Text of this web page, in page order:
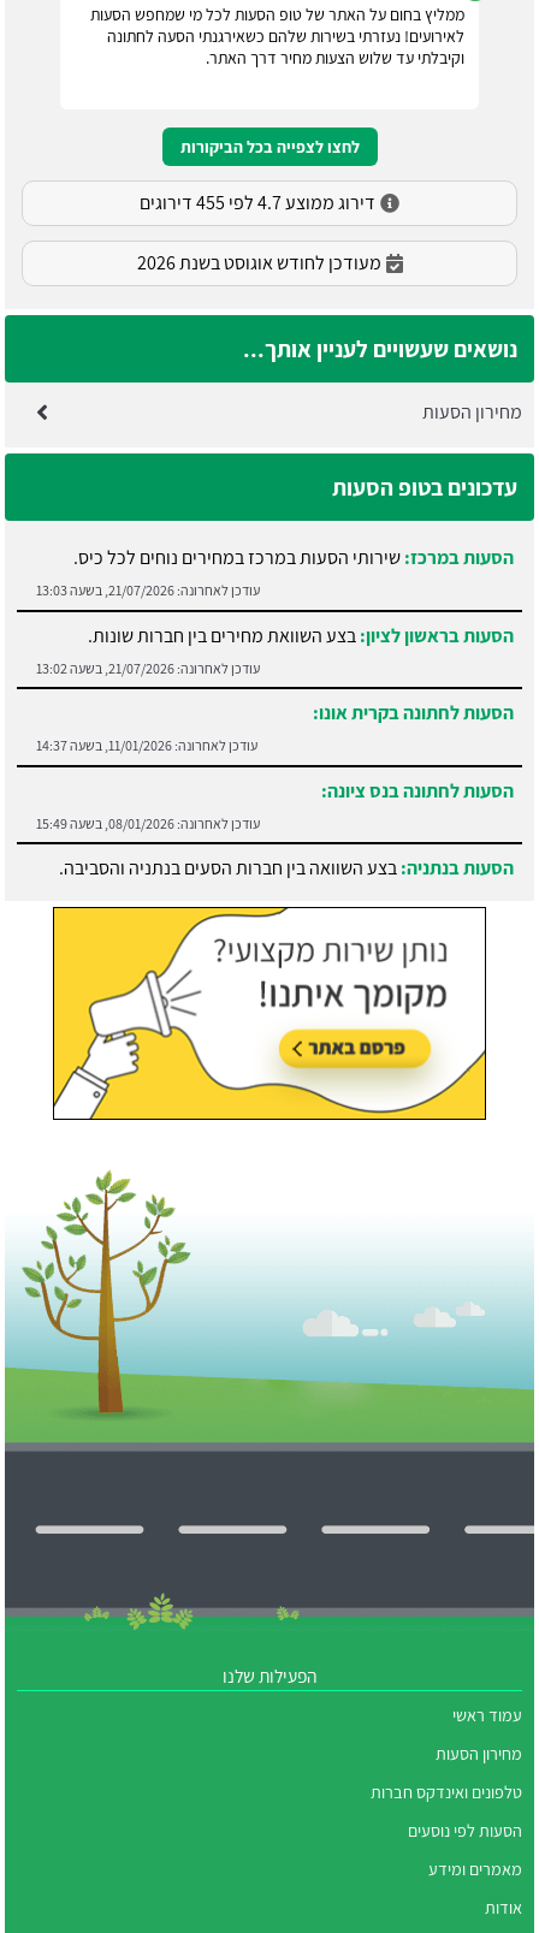
ממליץ בחום על האתר של טופ הסעות לכל מי שמחפש הסעות
לאירועים! נעזרתי בשירות שלהם כשאירגנתי הסעה לחתונה
וקיבלתי עד שלוש הצעות מחיר דרך האתר.
לחצו לצפייה בכל הביקורות
דירוג ממוצע 4.7 לפי 455 דירוגים
מעודכן לחודש אוגוסט בשנת 2026
נושאים שעשויים לעניין אותך...
מחירון הסעות
עדכונים בטופ הסעות
הסעות במרכז:שירותי הסעות במרכז במחירים נוחים לכל כיס.
עודכן לאחרונה: 21/07/2026, בשעה 13:03
הסעות בראשון לציון:בצע השוואת מחירים בין חברות שונות.
עודכן לאחרונה: 21/07/2026, בשעה 13:02
הסעות לחתונה בקרית אונו:
עודכן לאחרונה: 11/01/2026, בשעה 14:37
הסעות לחתונה בנס ציונה:
עודכן לאחרונה: 08/01/2026, בשעה 15:49
הסעות בנתניה:בצע השוואה בין חברות הסעים בנתניה והסביבה.
הפעילות שלנו
עמוד ראשי
מחירון הסעות
טלפונים ואינדקס חברות
הסעות לפי נוסעים
מאמרים ומידע
אודות